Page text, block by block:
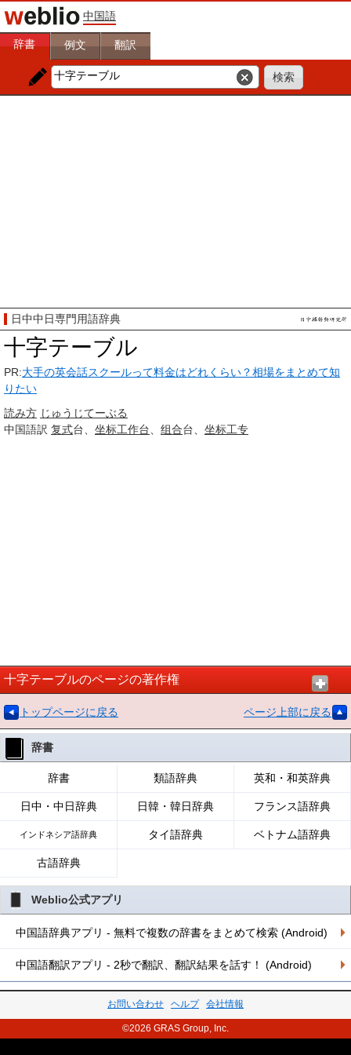
中国語
辞書 例文 翻訳
日中中日専門用語辞典
十字テーブル
PR:大手の英会話スクールって料金はどれくらい？相場をまとめて知
りたい
読み方 じゅうじてーぶる
中国語訳 复式台、 坐标工作台 组合台、 坐标工专
十字テーブルのページの著作権
トップページに戻る ページ上部に戻る
辞書
辞書 類語辞典 英和・和英辞典
日中・中日辞典 日韓・韓日辞典 フランス語辞典
インドネシア語辞典 タイ語辞典 ベトナム語辞典
古語辞典
Weblio公式アプリ
中国語辞典アプリ - 無料で複数の辞書をまとめて検索 (Android)
中国語翻訳アプリ - 2秒で翻訳、翻訳結果を話す！ (Android)
お問い合わせ ヘルプ 会社情報
©2026 GRAS Group, Inc.